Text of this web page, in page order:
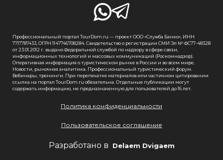
Профессиональный портал TourDom.ru — проект ООО «Служба Банко», ИНН
7717787433, ОГРН 1147746708284. Свидетельство о регистрации СМИ Эл № ФС77-48328
от 23.01.2012 г. выдано Федеральной службой по надзору в сфере связи,
информационных технологий и массовых коммуникаций (Роскомнадзор).
Оперативная информация о туристическом рынке в России и во всем мире.
Новости, рыночная аналитика. Профессиональный туристический форум.
Вебинары, тренинги. При перепечатке материалов или частичном цитировании
ссылка на портал TourDom.ru обязательна. Отдельные публикации могут
содержать информацию, не предназначенную для пользователей до 16 лет.
Политика конфиденциальности
Пользовательское соглашение
Разработано в Delaem Dvigaem